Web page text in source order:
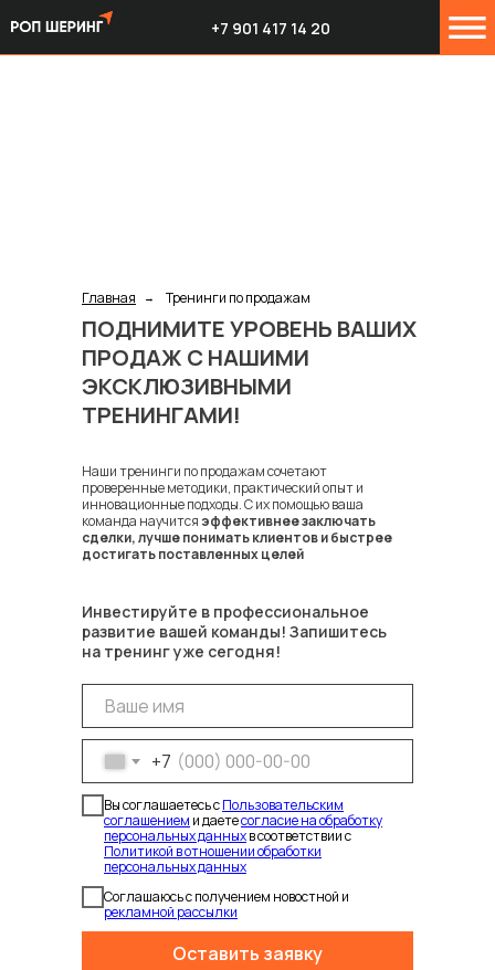
+7 901 417 14 20
ПОДНИМИТЕ УРОВЕНЬ ВАШИХ
ПРОДАЖ С НАШИМИ
ЭКСКЛЮЗИВНЫМИ
ТРЕНИНГАМИ!
Наши тренинги по продажам сочетают
проверенные методики, практический опыт и
инновационные подходы. С их помощью ваша
команда научится эффективнее заключать
сделки, лучше понимать клиентов и быстрее
достигать поставленных целей
Инвестируйте в профессиональное
развитие вашей команды! Запишитесь
на тренинг уже сегодня!
+7
Вы соглашаетесь сПользовательским
соглашением и даетесогласие на обработку
персональных данныхв соответствии с
Политикой в отношении обработки
персональных данных
Соглашаюсь с получением новостной и
рекламной рассылки
Оставить заявку
Главная Тренинги по продажам
→
СКОРЕЕ ВСЕГО ВЫ УЖЕ
СТАЛКИВАЛИСЬ С ПРОБЛЕМАМИ
В ОБУЧЕНИИ ПРОДАЖАМ: